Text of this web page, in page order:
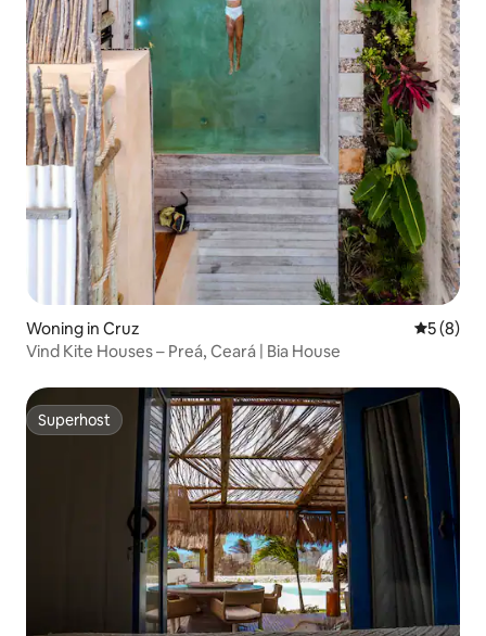
Woning in Cruz
5 (8)
Vind Kite Houses – Preá, Ceará | Bia House
Superhost
Superhost